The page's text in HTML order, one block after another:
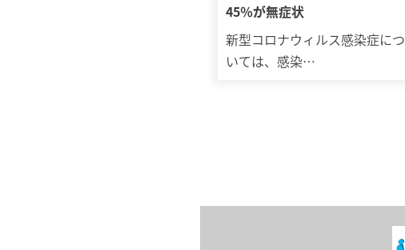
45％が無症状
新型コロナウィルス感染症につ
いては、感染…